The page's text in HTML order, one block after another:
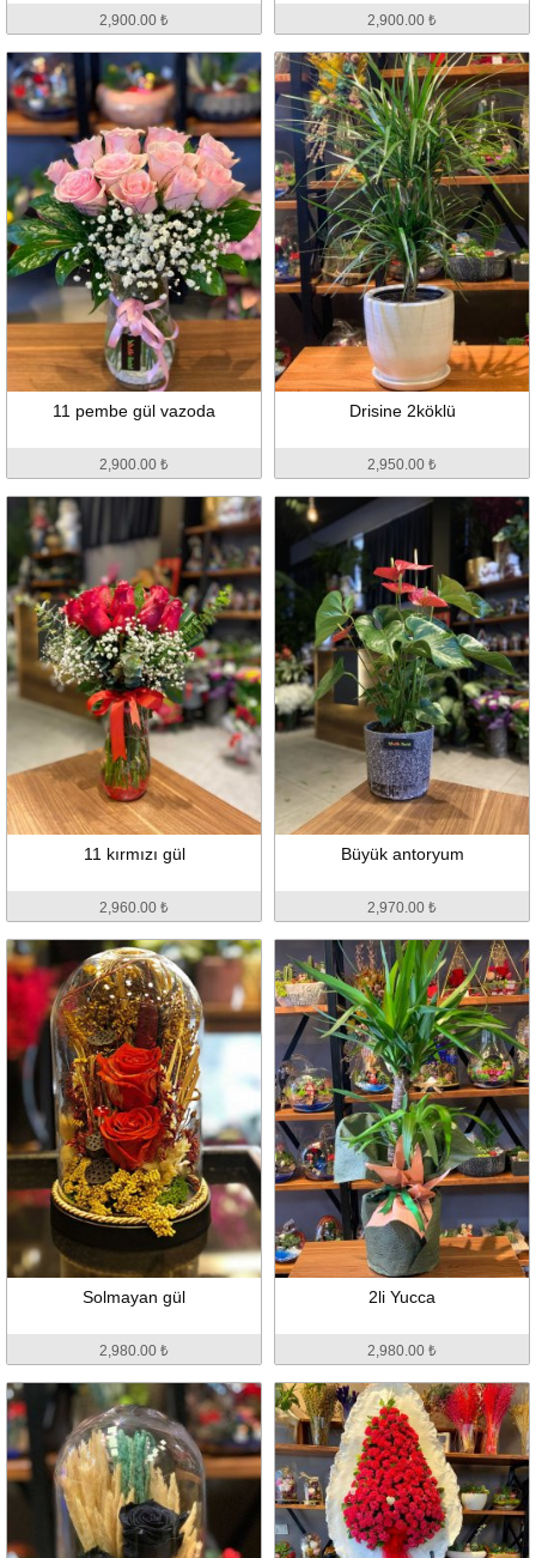
2,900.00 ₺ 2,900.00 ₺
11 pembe gül vazoda
2,900.00 ₺
Drisine 2köklü
2,950.00 ₺
11 kırmızı gül
2,960.00 ₺
Büyük antoryum
2,970.00 ₺
Solmayan gül
2,980.00 ₺
2li Yucca
2,980.00 ₺